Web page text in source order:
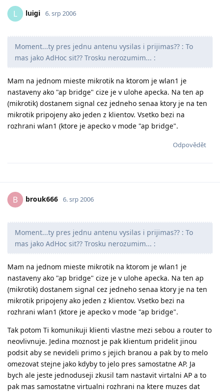
L luigi 6. srp 2006
Moment...ty pres jednu antenu vysilas i prijimas?? : To
mas jako AdHoc sit?? Trosku nerozumim... :
Mam na jednom mieste mikrotik na ktorom je wlan1 je
nastaveny ako "ap bridge" cize je v ulohe apecka. Na ten ap
(mikrotik) dostanem signal cez jedneho senaa ktory je na ten
mikrotik pripojeny ako jeden z klientov. Vsetko bezi na
rozhrani wlan1 (ktore je apecko v mode "ap bridge".
Odpovědět
B brouk666 6. srp 2006
Moment...ty pres jednu antenu vysilas i prijimas?? : To
mas jako AdHoc sit?? Trosku nerozumim... :
Mam na jednom mieste mikrotik na ktorom je wlan1 je
nastaveny ako "ap bridge" cize je v ulohe apecka. Na ten ap
(mikrotik) dostanem signal cez jedneho senaa ktory je na ten
mikrotik pripojeny ako jeden z klientov. Vsetko bezi na
rozhrani wlan1 (ktore je apecko v mode "ap bridge".
Tak potom Ti komunikuji klienti vlastne mezi sebou a router to
neovlivnuje. Jedina moznost je pak klientum pridelit jinou
podsit aby se nevideli primo s jejich branou a pak by to melo
omezovat stejne jako kdyby to jelo pres samostatne AP. Ja
bych ale jeste jednoduseji zkusil tam nastavit virtalni AP a to
pak mas samostatne virtualni rozhrani na ktere muzes dat